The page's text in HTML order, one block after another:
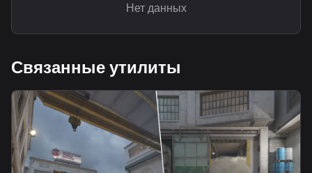
Нет данных
Связанные утилиты